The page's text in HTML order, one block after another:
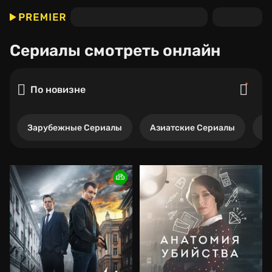
Сериалы смотреть онлайн
По новизне
Зарубежные Сериалы Азиатские Сериалы